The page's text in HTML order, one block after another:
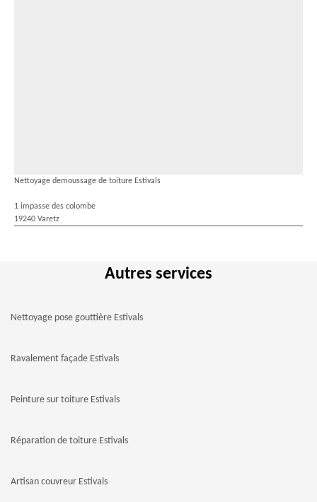
Nettoyage demoussage de toiture Estivals
1 impasse des colombe
19240 Varetz
Autres services
Nettoyage pose gouttière Estivals
Ravalement façade Estivals
Peinture sur toiture Estivals
Réparation de toiture Estivals
Artisan couvreur Estivals